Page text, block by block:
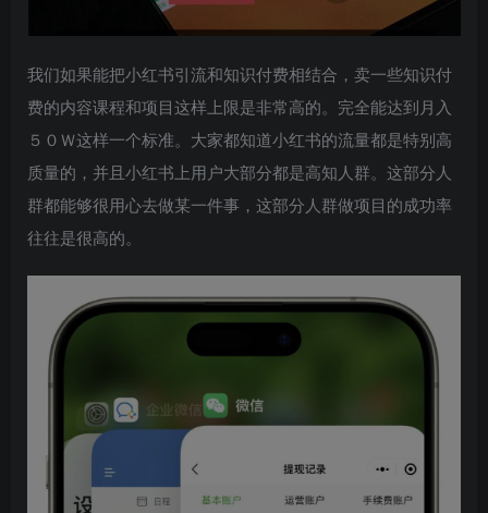
我们如果能把小红书引流和知识付费相结合，卖一些知识付
费的内容课程和项目这样上限是非常高的。完全能达到月入
５０Ｗ这样一个标准。大家都知道小红书的流量都是特别高
质量的，并且小红书上用户大部分都是高知人群。这部分人
群都能够很用心去做某一件事，这部分人群做项目的成功率
往往是很高的。